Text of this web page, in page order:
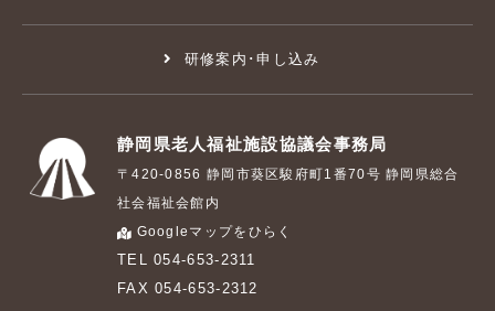
研修案内･申し込み
静岡県老人福祉施設協議会事務局
〒420-0856 静岡市葵区駿府町1番70号 静岡県総合
社会福祉会館内
Googleマップをひらく
TEL 054-653-2311
FAX 054-653-2312